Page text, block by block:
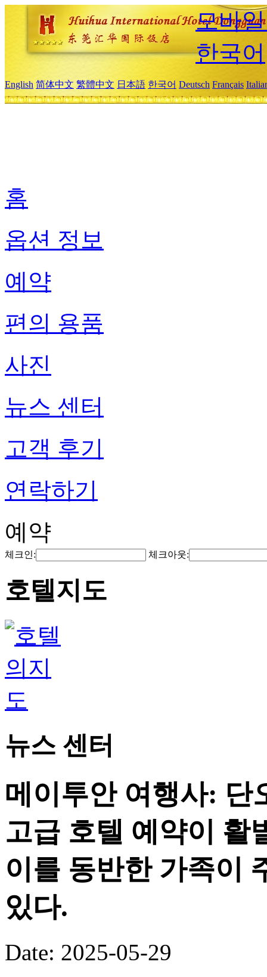
모바
한국어
English 简体中文 繁體中文 日本語 한국어 Deutsch Français
홈
옵션 정보
예약
편의 용품
사진
뉴스 센터
고객 후기
연락하기
예약
체크인: 체크아웃:
호텔지도
뉴스 센터
메이투안 여행사: 단
고급 호텔 예약이 활
이를 동반한 가족이
있다.
Date: 2025-05-29